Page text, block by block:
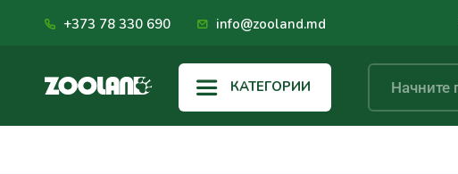
+373 78 330 690 info@zooland.md
КАТЕГОРИИ